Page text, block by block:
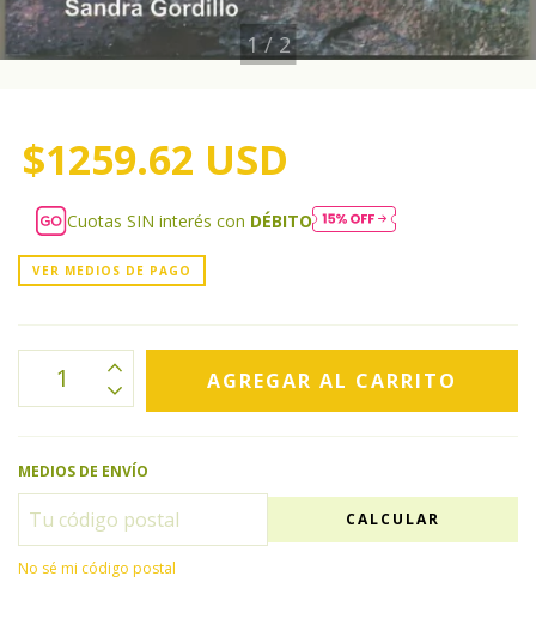
1/2
$1259.62 USD
Cuotas SIN interés con DÉBITO
VER MEDIOS DE PAGO
MEDIOS DE ENVÍO
CALCULAR
No sé mi código postal